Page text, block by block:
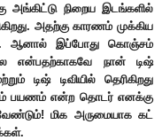
அங்கிட்டு நிறைய இடங்களில்
அதற்கு காரணம் முக்கிய
ஆனால் இப்போது கொஞ்சம்
என்பதற்காகவே நான் டிஷ்
டிஷ் டிவியில் தெரிகிறது
பயணம் என்ற தொடர் எனக்கு
மிக அருமையாக கட்